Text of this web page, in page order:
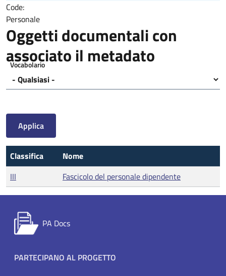
Code:
Personale
Oggetti documentali con
associato il metadato
Vocabolario
Classifica
Nome
III
Fascicolo del personale dipendente
PA Docs
Footer menu
PARTECIPANO AL PROGETTO